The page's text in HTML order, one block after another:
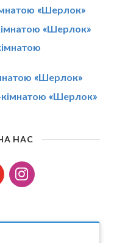
«Шерлок»
«Шерлок»
«Шерлок»
кімнатою «Шерлок»
НАС